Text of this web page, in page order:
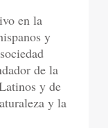
en la
y
de la
y de
y la